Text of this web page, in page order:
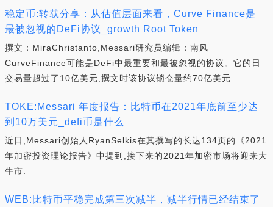
稳定币:转载分享：从估值层面来看，Curve Finance是
最被忽视的DeFi协议_growth Root Token
撰文：MiraChristanto,Messari研究员编辑：南风
CurveFinance可能是DeFi中最重要和最被忽视的协议。它的日
交易量超过了10亿美元,撰文时该协议锁仓量约70亿美元.
TOKE:Messari 年度报告：比特币在2021年底前至少达
到10万美元_defi币是什么
近日,Messari创始人RyanSelkis在其撰写的长达134页的《2021
年加密投资理论报告》中提到,接下来的2021年加密市场将迎来大
牛市.
WEB:比特币平稳完成第三次减半，减半行情已经结束了